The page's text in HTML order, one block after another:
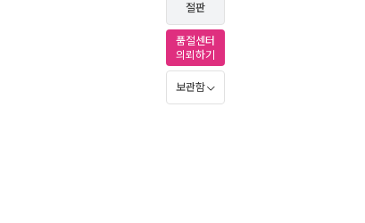
절판
품절센터
의뢰하기
보관함